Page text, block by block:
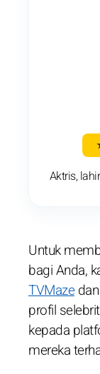
Aktris,
Untuk
bagi Anda,
TVMaze
profil
kepada
mereka